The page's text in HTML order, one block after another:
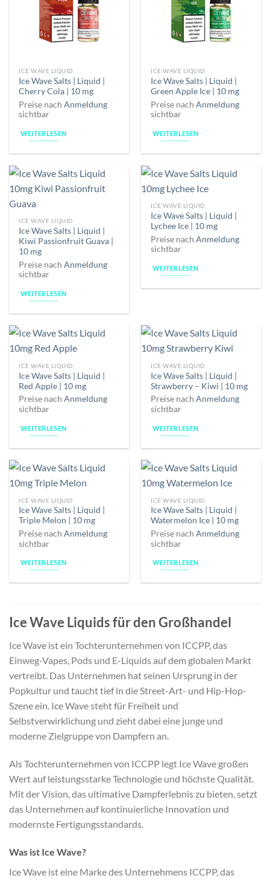
ICE WAVE LIQUID
Ice Wave Salts | Liquid |
Cherry Cola | 10 mg
Preise nachAnmeldung
sichtbar
WEITERLESEN
ICE WAVE LIQUID
Ice Wave Salts | Liquid |
Green Apple Ice | 10 mg
Preise nachAnmeldung
sichtbar
WEITERLESEN
ICE WAVE LIQUID
Ice Wave Salts | Liquid |
Kiwi Passionfruit Guava |
10 mg
Preise nachAnmeldung
sichtbar
WEITERLESEN
ICE WAVE LIQUID
Ice Wave Salts | Liquid |
Lychee Ice | 10 mg
Preise nachAnmeldung
sichtbar
WEITERLESEN
ICE WAVE LIQUID
Ice Wave Salts | Liquid |
Red Apple | 10 mg
Preise nachAnmeldung
sichtbar
WEITERLESEN
ICE WAVE LIQUID
Ice Wave Salts | Liquid |
Strawberry – Kiwi | 10 mg
Preise nachAnmeldung
sichtbar
WEITERLESEN
ICE WAVE LIQUID
Ice Wave Salts | Liquid |
Triple Melon | 10 mg
Preise nachAnmeldung
sichtbar
WEITERLESEN
ICE WAVE LIQUID
Ice Wave Salts | Liquid |
Watermelon Ice | 10 mg
Preise nachAnmeldung
sichtbar
WEITERLESEN
Ice Wave Liquids für den Großhandel
Ice Wave ist ein Tochterunternehmen von ICCPP, das
Einweg-Vapes, Pods und E-Liquids auf dem globalen Markt
vertreibt. Das Unternehmen hat seinen Ursprung in der
Popkultur und taucht tief in die Street-Art- und Hip-Hop-
Szene ein. Ice Wave steht für Freiheit und
Selbstverwirklichung und zieht dabei eine junge und
moderne Zielgruppe von Dampfern an.
Als Tochterunternehmen von ICCPP legt Ice Wave großen
Wert auf leistungsstarke Technologie und höchste Qualität.
Mit der Vision, das ultimative Dampferlebnis zu bieten, setzt
das Unternehmen auf kontinuierliche Innovation und
modernste Fertigungsstandards.
Was ist Ice Wave?
Ice Wave ist eine Marke des Unternehmens ICCPP, das